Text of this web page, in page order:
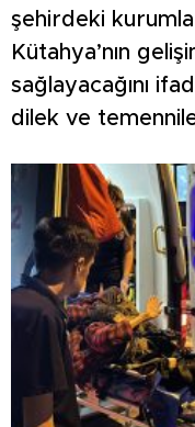
şehirdeki
Kütahya’nın
sağlayacağını
dilek ve